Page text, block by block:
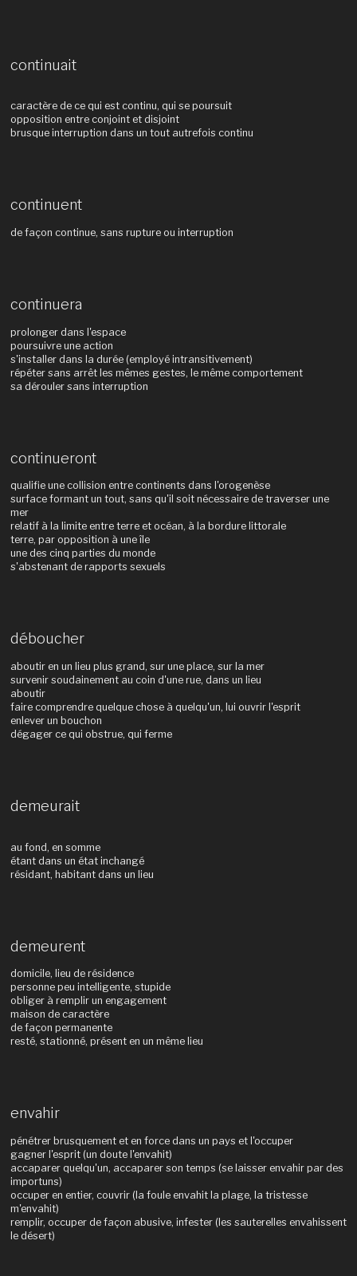
continuait
caractère de ce qui est continu, qui se poursuit
opposition entre conjoint et disjoint
brusque interruption dans un tout autrefois continu
continuent
de façon continue, sans rupture ou interruption
continuera
prolonger dans l'espace
poursuivre une action
s'installer dans la durée (employé intransitivement)
répéter sans arrêt les mêmes gestes, le même comportement
sa dérouler sans interruption
continueront
qualifie une collision entre continents dans l'orogenèse
surface formant un tout, sans qu'il soit nécessaire de traverser une
mer
relatif à la limite entre terre et océan, à la bordure littorale
terre, par opposition à une île
une des cinq parties du monde
s'abstenant de rapports sexuels
déboucher
aboutir en un lieu plus grand, sur une place, sur la mer
survenir soudainement au coin d'une rue, dans un lieu
aboutir
faire comprendre quelque chose à quelqu'un, lui ouvrir l'esprit
enlever un bouchon
dégager ce qui obstrue, qui ferme
demeurait
au fond, en somme
étant dans un état inchangé
résidant, habitant dans un lieu
demeurent
domicile, lieu de résidence
personne peu intelligente, stupide
obliger à remplir un engagement
maison de caractère
de façon permanente
resté, stationné, présent en un même lieu
envahir
pénétrer brusquement et en force dans un pays et l'occuper
gagner l'esprit (un doute l'envahit)
accaparer quelqu'un, accaparer son temps (se laisser envahir par des
importuns)
occuper en entier, couvrir (la foule envahit la plage, la tristesse
m'envahit)
remplir, occuper de façon abusive, infester (les sauterelles envahissent
le désert)